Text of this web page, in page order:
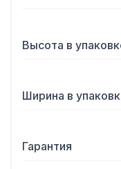
Высота в
Ширина в
Гарантия